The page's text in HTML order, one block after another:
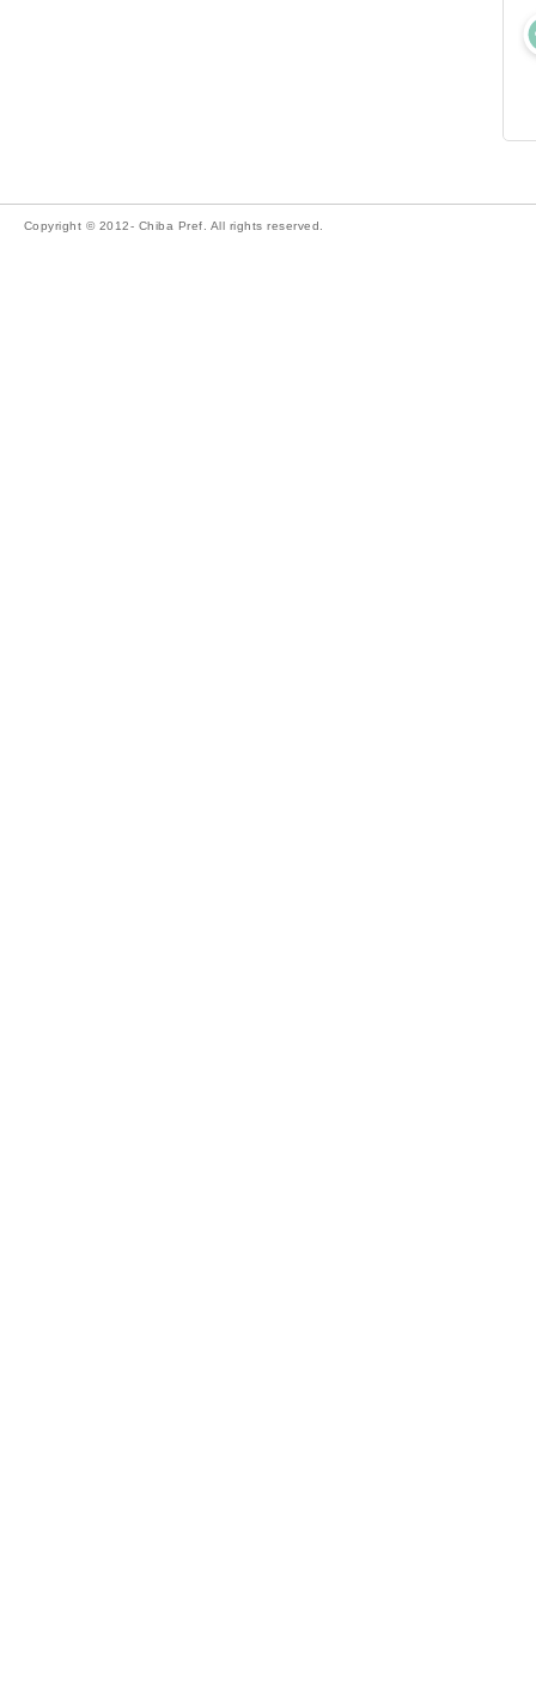
Copyright © 2012- Chiba Pref. All rights reserved.